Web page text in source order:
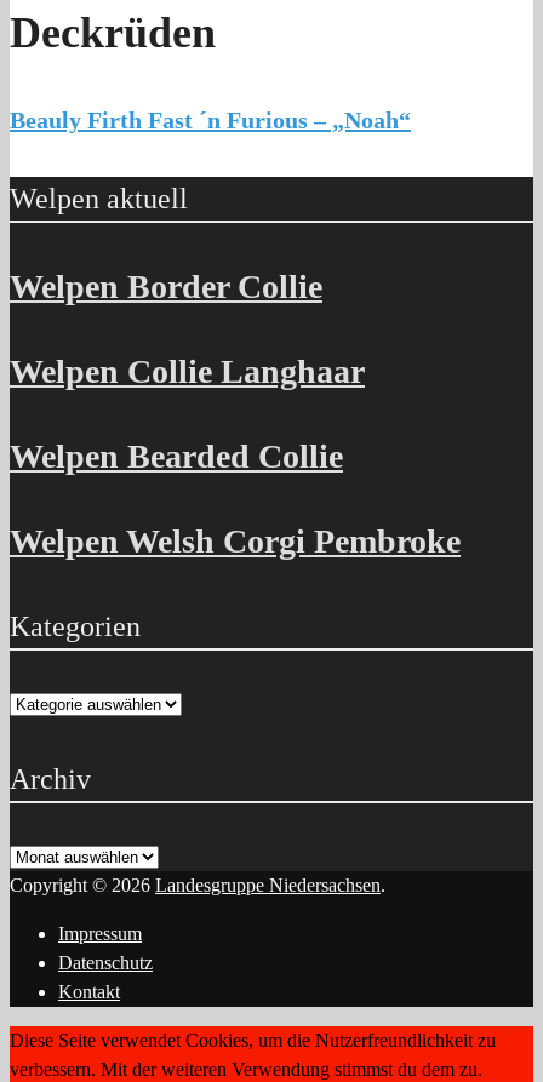
Deckrüden
Beauly Firth Fast ´n Furious – „Noah“
Welpen aktuell
Welpen Border Collie
Welpen Collie Langhaar
Welpen Bearded Collie
Welpen Welsh Corgi Pembroke
Kategorien
Kategorien
Archiv
Archiv
Copyright © 2026 Landesgruppe Niedersachsen.
Impressum
Datenschutz
Kontakt
Diese Seite verwendet Cookies, um die Nutzerfreundlichkeit zu
verbessern. Mit der weiteren Verwendung stimmst du dem zu.